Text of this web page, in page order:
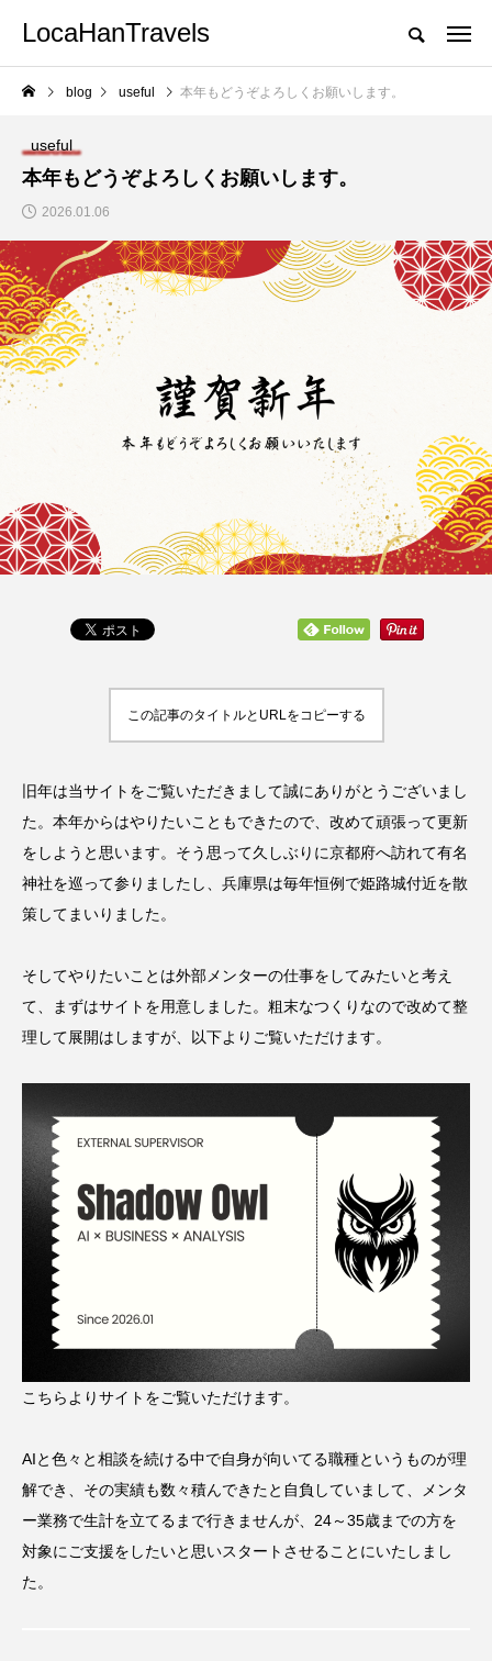
LocaHanTravels
blog useful 本年もどうぞよろしくお願いします。
useful
本年もどうぞよろしくお願いします。
2026.01.06
この記事のタイトルとURLをコピーする
旧年は当サイトをご覧いただきまして誠にありがとうございまし
た。本年からはやりたいこともできたので、改めて頑張って更新
をしようと思います。そう思って久しぶりに京都府へ訪れて有名
神社を巡って参りましたし、兵庫県は毎年恒例で姫路城付近を散
策してまいりました。
そしてやりたいことは外部メンターの仕事をしてみたいと考え
て、まずはサイトを用意しました。粗末なつくりなので改めて整
理して展開はしますが、以下よりご覧いただけます。
こちらよりサイトをご覧いただけます。
AIと色々と相談を続ける中で自身が向いてる職種というものが理
解でき、その実績も数々積んできたと自負していまして、メンタ
ー業務で生計を立てるまで行きませんが、24～35歳までの方を
対象にご支援をしたいと思いスタートさせることにいたしまし
た。